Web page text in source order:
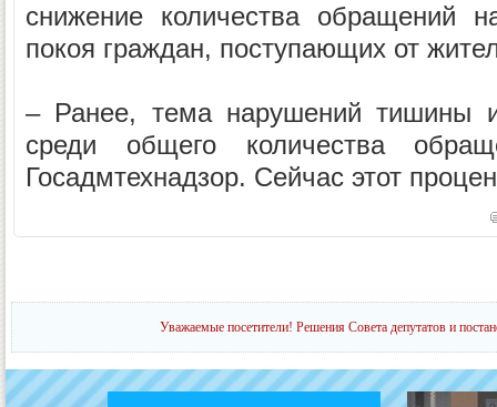
снижение количества обращений
покоя граждан, поступающих от
– Ранее, тема нарушений тишины
среди общего количества
Госадмтехнадзор. Сейчас этот
Уважаемые посетители! Решения Совета депутатов и